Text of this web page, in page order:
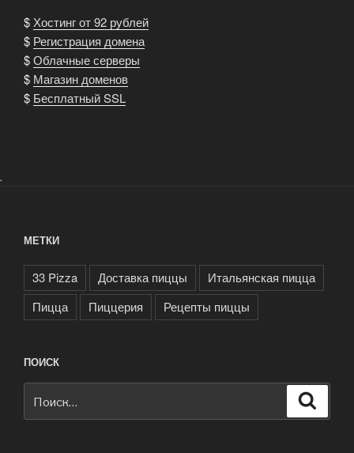
$ Хостинг от 92 рублей
$ Регистрация домена
$Облачные серверы
$ Магазин доменов
$ Бесплатный SSL
.
МЕТКИ
33 Pizza Доставка пиццы
Итальянская пицца
Пицца
Пиццерия Рецепты пиццы
ПОИСК